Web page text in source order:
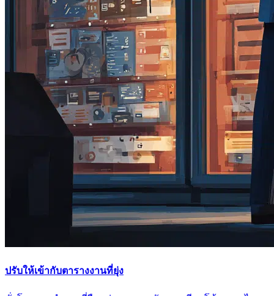
ปรับให้เข้ากับตารางงานที่ยุ่ง